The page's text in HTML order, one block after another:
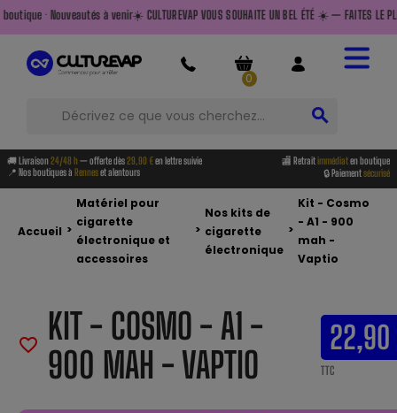
à venir☀️ CULTUREVAP VOUS SOUHAITE UN BEL ÉTÉ ☀️ — FAITES LE PLEIN AVANT
0
search
🚚 Livraison24/48 h — offerte dès29,90 €en lettre suivie 🏬 Retraitimmédiaten boutique
📍 Nos boutiques à Renneset alentours 🔒 Paiementsécurisé
Accueil >
Matériel pour
cigarette
électronique et
accessoires
>
Nos kits de
cigarette
électronique
>
Kit - Cosmo
- A1 - 900
mah -
Vaptio
favorite_border
KIT - COSMO - A1 -
900 MAH - VAPTIO
TTC